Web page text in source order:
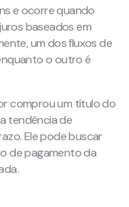
e ocorre quando
baseados em
um dos fluxos de
o outro é
comprou um título do
tendência de
Ele pode buscar
de pagamento da